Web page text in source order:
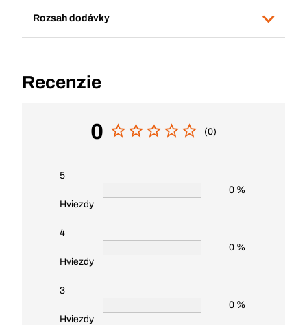
Rozsah dodávky
Recenzie
0 (0)
5
Hviezdy
0 %
4
Hviezdy
0 %
3
Hviezdy
0 %